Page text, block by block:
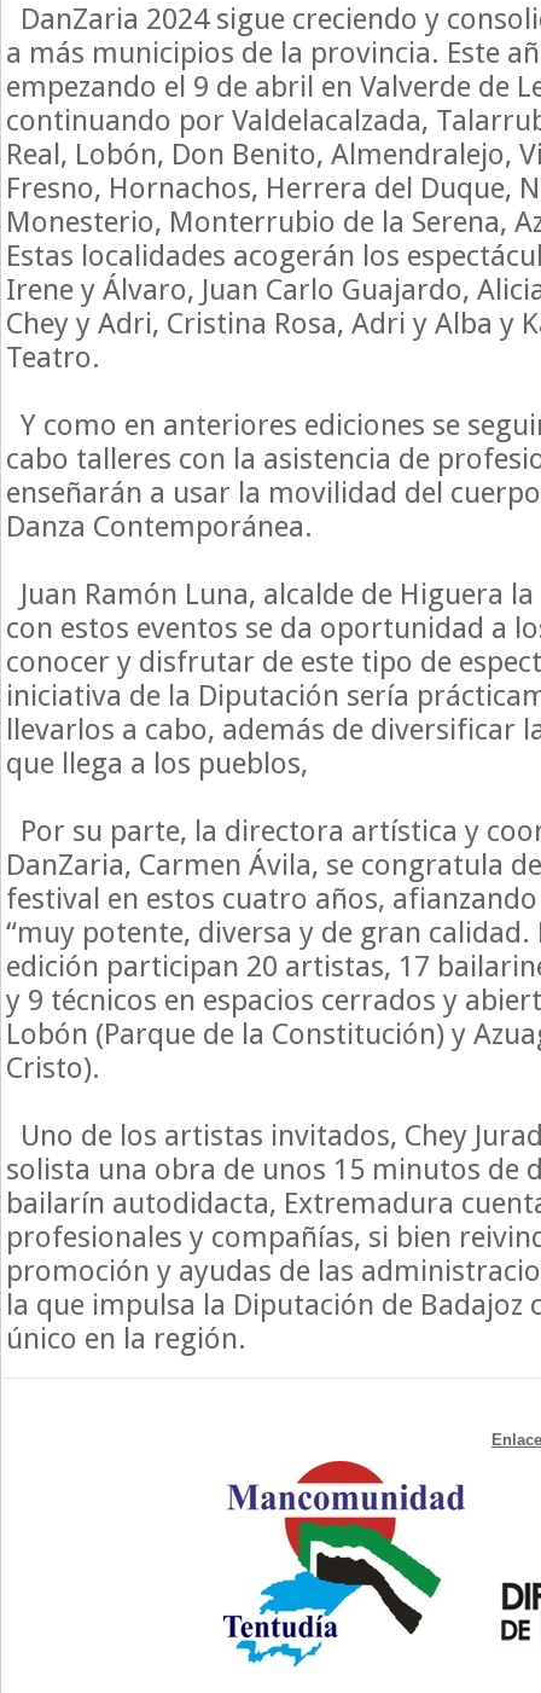
DanZaria 2024 sigue creciendo y
a más municipios de la provincia. Este
empezando el 9 de abril en Valverde de
continuando por Valdelacalzada,
Real, Lobón, Don Benito, Almendralejo,
Fresno, Hornachos, Herrera del Duque,
Monesterio, Monterrubio de la Serena,
Estas localidades acogerán los
Irene y Álvaro, Juan Carlo Guajardo,
Chey y Adri, Cristina Rosa, Adri y Alba y
Teatro.
Y como en anteriores ediciones se
cabo talleres con la asistencia de
enseñarán a usar la movilidad del
Danza Contemporánea.
Juan Ramón Luna, alcalde de Higuera
con estos eventos se da oportunidad a
conocer y disfrutar de este tipo de
iniciativa de la Diputación sería
llevarlos a cabo, además de diversificar
que llega a los pueblos,
Por su parte, la directora artística y
DanZaria, Carmen Ávila, se congratula
festival en estos cuatro años,
“muy potente, diversa y de gran
edición participan 20 artistas, 17
y 9 técnicos en espacios cerrados y
Lobón (Parque de la Constitución) y
Cristo).
Uno de los artistas invitados, Chey
solista una obra de unos 15 minutos de
bailarín autodidacta, Extremadura
profesionales y compañías, si bien
promoción y ayudas de las
la que impulsa la Diputación de Badajoz
único en la región.